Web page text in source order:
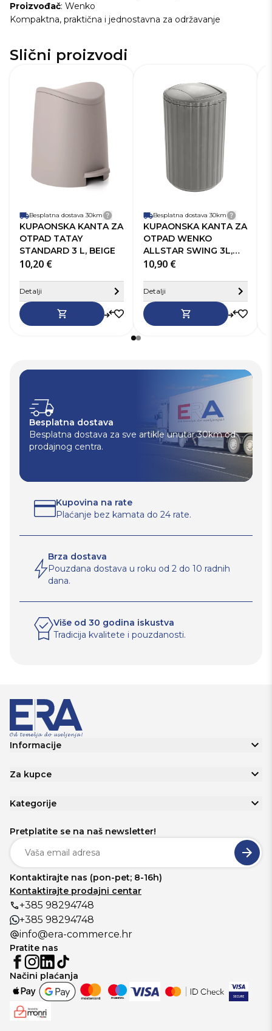
Proizvođač: Wenko
Kompaktna, praktična i jednostavna za održavanje
Slični proizvodi
Besplatna dostava 30km Detalji dostave
KUPAONSKA KANTA ZA
OTPAD TATAY
STANDARD 3 L, BEIGE
10,20 €
Detalji
22,1 cm
21,8 cm
Zapremnina
Sakrij detalje
Besplatna dostava 30km Detalji
KUPAONSKA KANTA ZA
OTPAD WENKO
ALLSTAR SWING 3L,
TAUPE
10,90 €
Detalji
Besplatna dostava
Besplatna dostava za sve artikle unutar 30km od
prodajnog centra.
Kupovina na rate
Plaćanje bez kamata do 24 rate.
Brza dostava
Pouzdana dostava u roku od 2 do 10 radnih
dana.
Više od 30 godina iskustva
Tradicija kvalitete i pouzdanosti.
Informacije
Za kupce
Kategorije
Pretplatite se na naš newsletter!
Kontaktirajte nas (pon-pet; 8-16h)
Kontaktirajte prodajni centar
+385 98294748
+385 98294748
info@era-commerce.hr
Pratite nas
Načini plaćanja